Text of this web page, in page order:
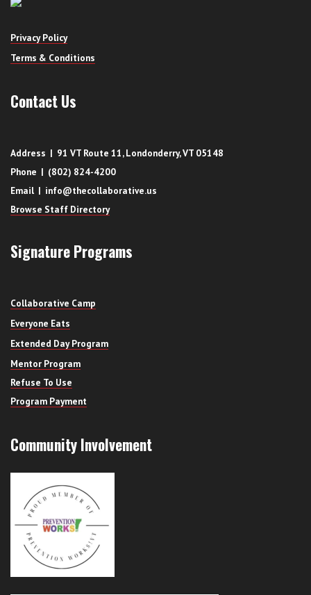
Privacy Policy
Terms & Conditions
Contact Us
Address | 91 VT Route 11, Londonderry, VT 05148
Phone | (802) 824-4200
Email | info@thecollaborative.us
Browse Staff Directory
Signature Programs
Collaborative Camp
Everyone Eats
Extended Day Program
Mentor Program
Refuse To Use
Program Payment
Community Involvement